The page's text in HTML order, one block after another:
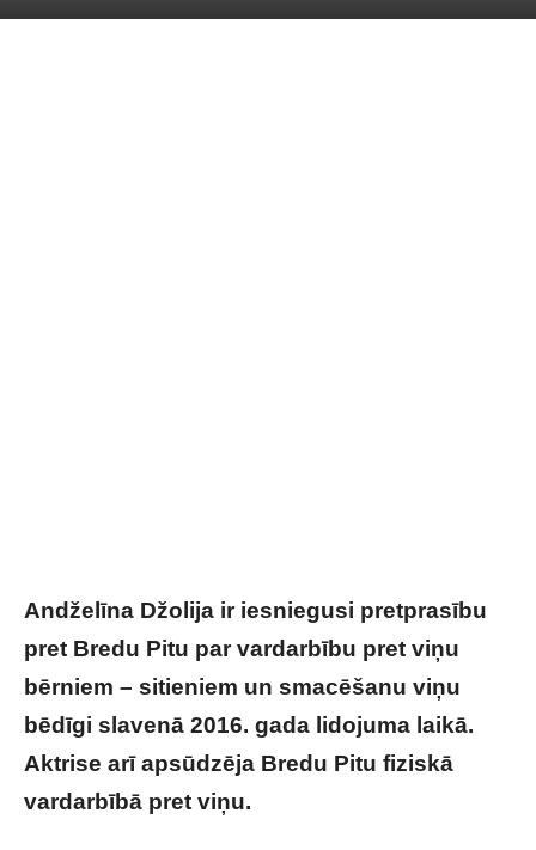
Andželīna Džolija ir iesniegusi pretprasību
pret Bredu Pitu par vardarbību pret viņu
bērniem – sitieniem un smacēšanu viņu
bēdīgi slavenā 2016. gada lidojuma laikā.
Aktrise arī apsūdzēja Bredu Pitu fiziskā
vardarbībā pret viņu.